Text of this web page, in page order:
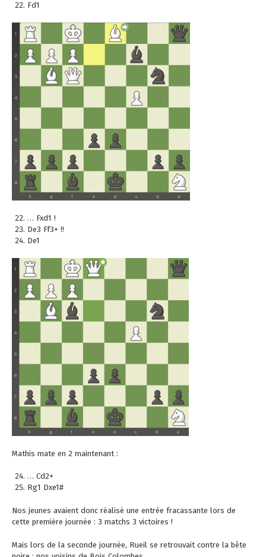
Fd1
… Fxd1 !
De3 Ff3+ !!
De1
Mathis mate en 2 maintenant :
… Cd2+
Rg1 Dxe1#
Nos jeunes avaient donc réalisé une entrée fracassante lors de
cette première journée : 3 matchs 3 victoires !
Mais lors de la seconde journée, Rueil se retrouvait contre la bête